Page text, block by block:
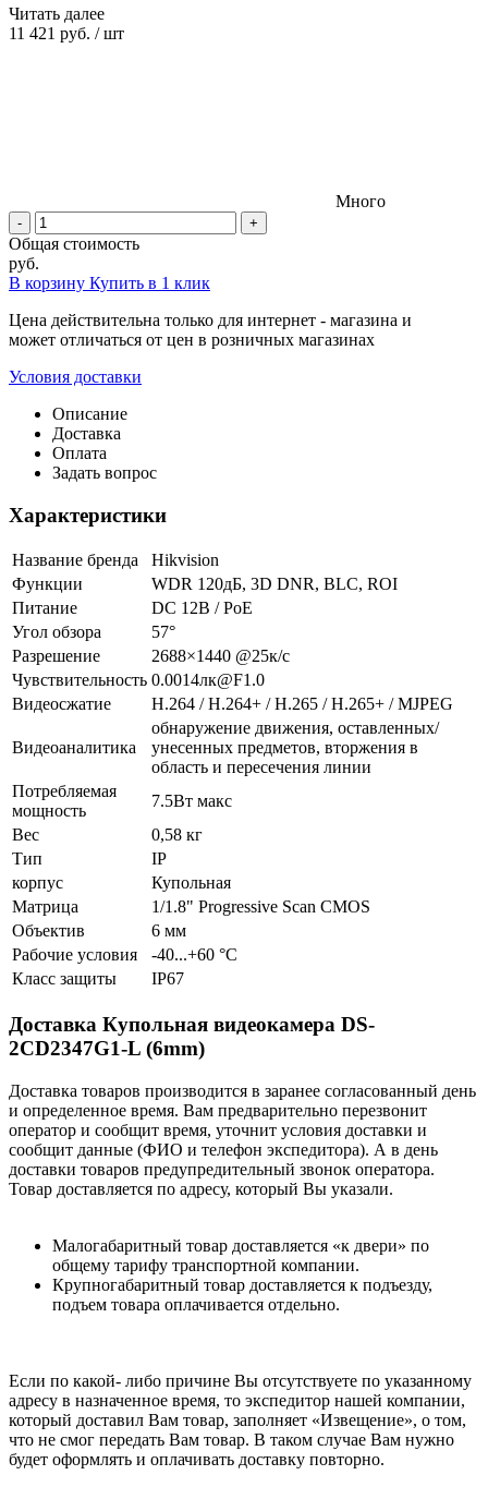
Читать далее
11 421 руб. / шт
Много
- +
Общая стоимость
руб.
В корзину Купить в 1 клик
Цена действительна только для интернет - магазина и
может отличаться от цен в розничных магазинах
Условия доставки
Описание
Доставка
Оплата
Задать вопрос
Характеристики
Название бренда
Hikvision
Функции
WDR 120дБ, 3D DNR, BLC, ROI
Питание
DC 12В / PoE
Угол обзора
57°
Разрешение
2688×1440 @25к/с
Чувствительность 0.0014лк@F1.0
Видеосжатие
Н.264 / Н.264+ / Н.265 / Н.265+ / MJPEG
Видеоаналитика
обнаружение движения, оставленных/
унесенных предметов, вторжения в
область и пересечения линии
Потребляемая
мощность
7.5Вт макс
Вес
0,58 кг
Тип
IP
корпус
Купольная
Матрица
1/1.8" Progressive Scan CMOS
Объектив
6 мм
Рабочие условия
-40...+60 °C
Класс защиты
IP67
Доставка Купольная видеокамера DS-
2CD2347G1-L (6mm)
Доставка товаров производится в заранее согласованный день
и определенное время. Вам предварительно перезвонит
оператор и сообщит время, уточнит условия доставки и
сообщит данные (ФИО и телефон экспедитора). А в день
доставки товаров предупредительный звонок оператора.
Товар доставляется по адресу, который Вы указали.
Малогабаритный товар доставляется «к двери» по
общему тарифу транспортной компании.
Крупногабаритный товар доставляется к подъезду,
подъем товара оплачивается отдельно.
Если по какой- либо причине Вы отсутствуете по указанному
адресу в назначенное время, то экспедитор нашей компании,
который доставил Вам товар, заполняет «Извещение», о том,
что не смог передать Вам товар. В таком случае Вам нужно
будет оформлять и оплачивать доставку повторно.